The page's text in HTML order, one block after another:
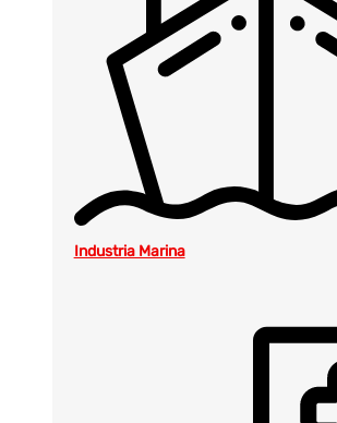
Industria Marina